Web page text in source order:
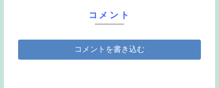
コメント
コメントを書き込む